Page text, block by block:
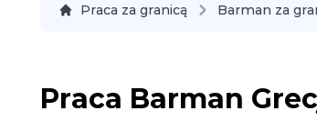
Praca za granicą Barman za
Praca Barman